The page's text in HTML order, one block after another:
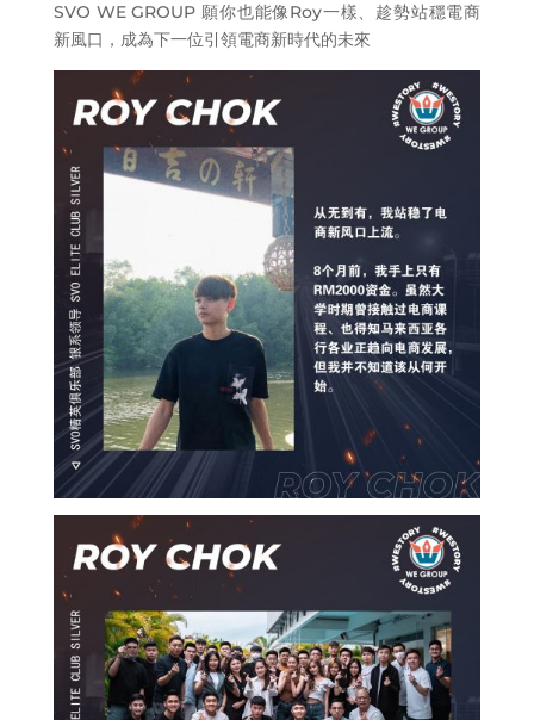
SVO WE GROUP 願你也能像Roy一樣、趁勢站穩電商
新風口，成為下一位引領電商新時代的未來